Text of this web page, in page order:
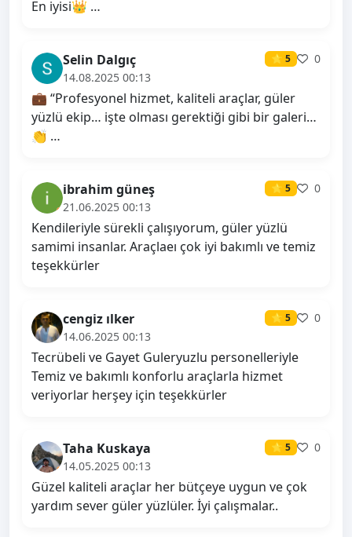
En iyisi👑 …
Selin Dalgıç ⭐ 5
0
14.08.2025 00:13
💼 “Profesyonel hizmet, kaliteli araçlar, güler
yüzlü ekip… işte olması gerektiği gibi bir galeri…
👏 …
ibrahim güneş ⭐ 5
0
21.06.2025 00:13
Kendileriyle sürekli çalışıyorum, güler yüzlü
samimi insanlar. Araçlaeı çok iyi bakımlı ve temiz
teşekkürler
cengiz ılker ⭐ 5
0
14.06.2025 00:13
Tecrübeli ve Gayet Guleryuzlu personelleriyle
Temiz ve bakımlı konforlu araçlarla hizmet
veriyorlar herşey için teşekkürler
Taha Kuskaya ⭐ 5
0
14.05.2025 00:13
Güzel kaliteli araçlar her bütçeye uygun ve çok
yardım sever güler yüzlüler. İyi çalışmalar..